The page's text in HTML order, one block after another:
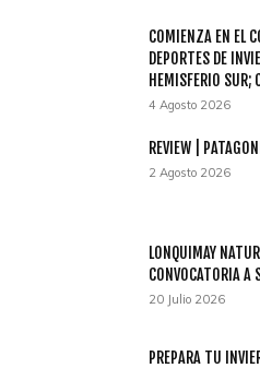
COMIENZA EN EL
DEPORTES DE
HEMISFERIO SUR;
4 Agosto 2026
REVIEW |
2 Agosto 2026
LONQUIMAY
CONVOCATORIA A
20 Julio 2026
PREPARA TU